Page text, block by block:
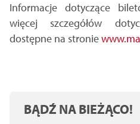
Informacje dotyczące
więcej szczegółów
dostępne na stronie
BĄDŹ NA BIEŻĄCO!